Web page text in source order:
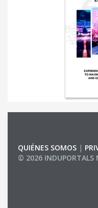
QUIÉNES SOMOS |
© 2026 INDUPORTALS